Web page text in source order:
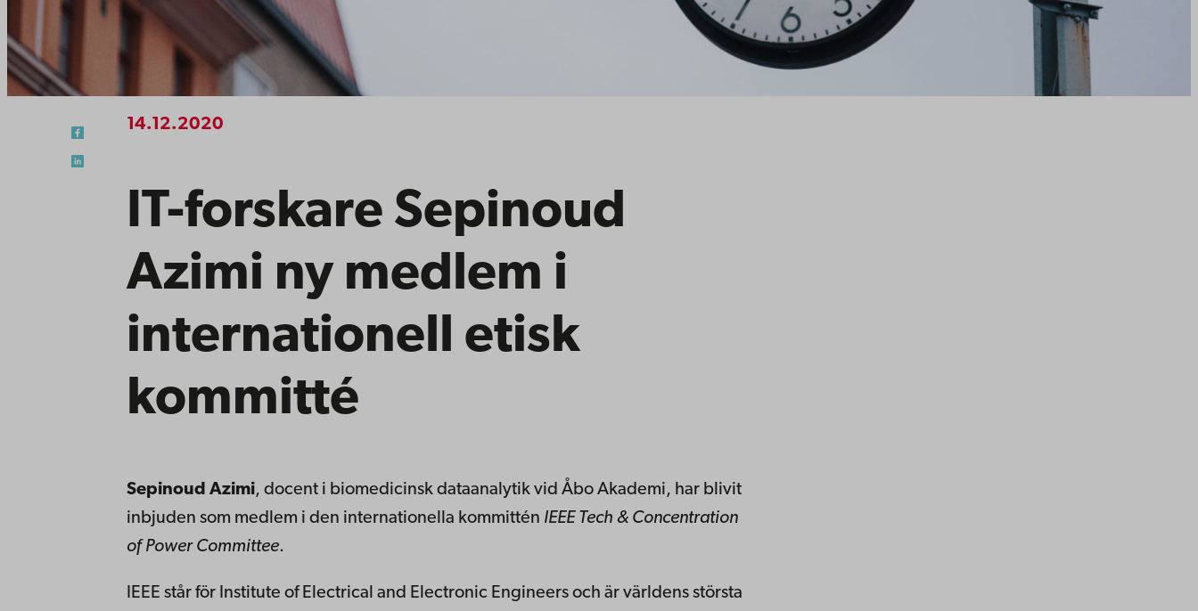
14.12.2020
IT-forskare Sepinoud
Azimi ny medlem i
internationell etisk
kommitté
Sepinoud Azimi, docent i biomedicinsk dataanalytik vid Åbo Akademi, har blivit
inbjuden som medlem i den internationella kommittén IEEE Tech & Concentration
of Power Committee.
IEEE står för Institute of Electrical and Electronic Engineers och är världens största